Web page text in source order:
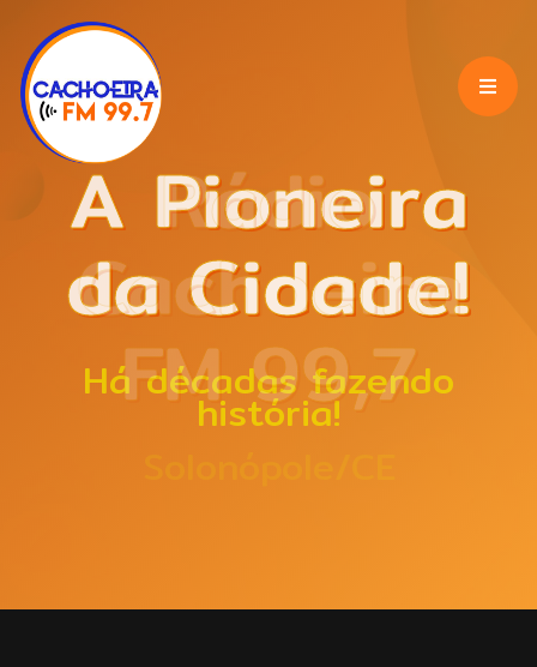
Rádio
Cachoeira
FM 99,7
A Pioneira
da Cidade!
Há décadas fazendo
história!